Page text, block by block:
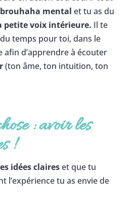
mental et tu as du
petite voix intérieure. Il te
temps pour toi, dans le
afin d’apprendre à écouter
(ton âme, ton intuition, ton
: avoir les
!
idées claireset que tu
l’expérience tu as envie de